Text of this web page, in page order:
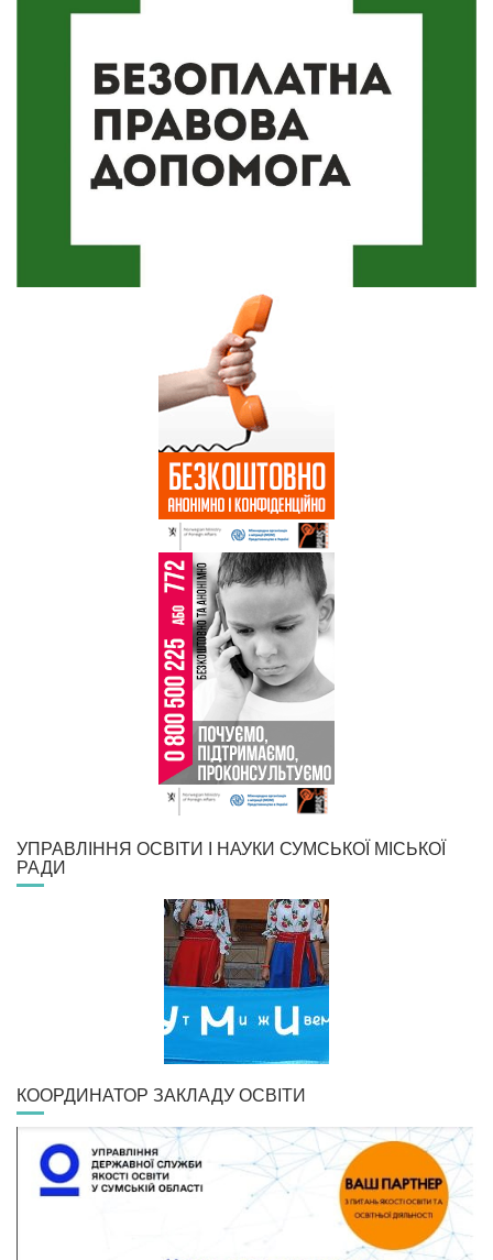
УПРАВЛІННЯ ОСВІТИ І НАУКИ СУМСЬКОЇ МІСЬКОЇ
РАДИ
КООРДИНАТОР ЗАКЛАДУ ОСВІТИ